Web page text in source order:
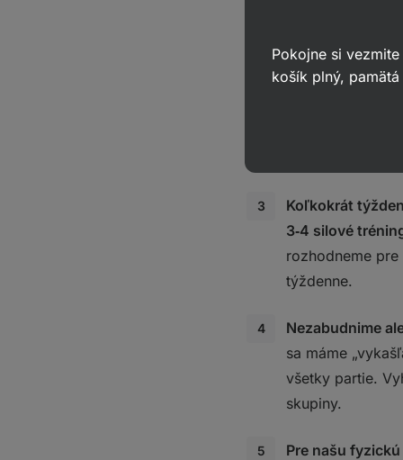
komplex.
celkové
Koľkokrát
3‑4 silové
rozhodneme
týždenne.
Nezabudnime
sa máme
všetky partie.
skupiny.
Pre našu
Pokojne si
košík plný,